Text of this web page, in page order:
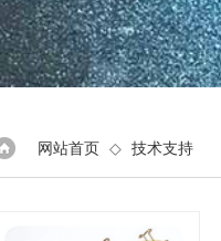
网站首页 ◇ 技术支持